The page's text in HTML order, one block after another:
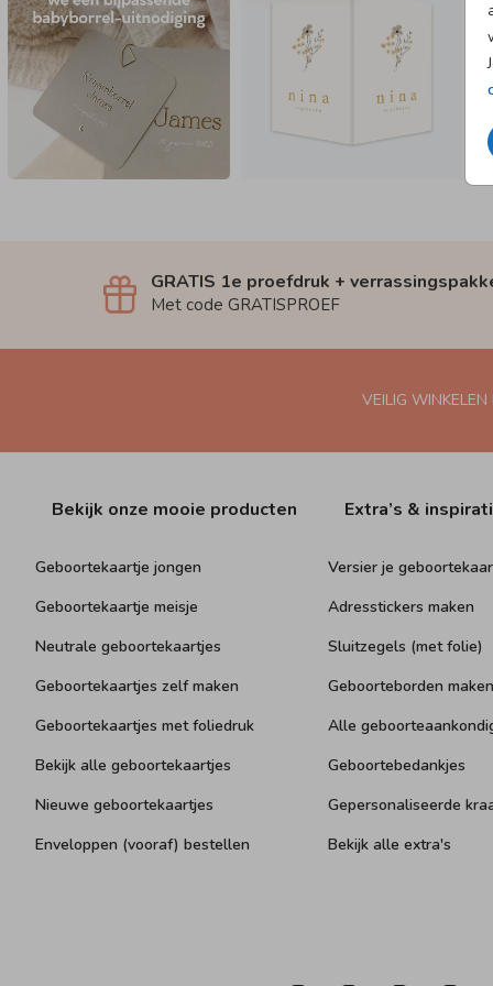
GRATIS 1e proefdruk +
Met code GRATISPROEF
VEILIG WINKELEN
Bekijk onze mooie producten
Geboortekaartje jongen
Geboortekaartje meisje
Neutrale geboortekaartjes
Geboortekaartjes zelf maken
Geboortekaartjes met foliedruk
Bekijk alle geboortekaartjes
Nieuwe geboortekaartjes
Enveloppen (vooraf) bestellen
Extra’s &
Versier je
Adresstickers maken
Sluitzegels (met folie)
Geboorteborden maken
Alle
Geboortebedankjes
Gepersonaliseerde
Bekijk alle extra's